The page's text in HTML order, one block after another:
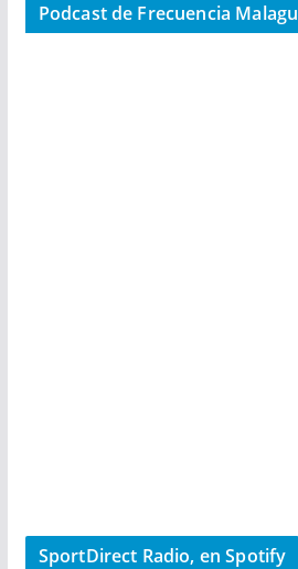
Podcast de Frecuencia
SportDirect Radio, en Spotify